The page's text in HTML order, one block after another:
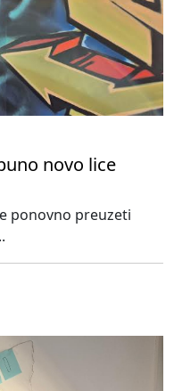
novo lice
ponovno preuzeti